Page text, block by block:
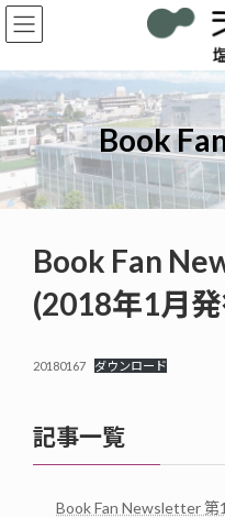
コ
ン
ン
ツ
へ
ス
キ
ッ
プ
ナ
ビ
ー
シ
ョ
ン
に
移
動
Book
Book Fan
(2018年1月発
20180167 ダウンロード
記事一覧
Book Fan Newsletter 第